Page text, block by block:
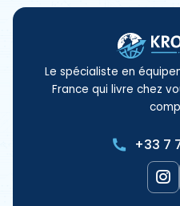
Le spécialiste en
France qui livre chez
+33 7